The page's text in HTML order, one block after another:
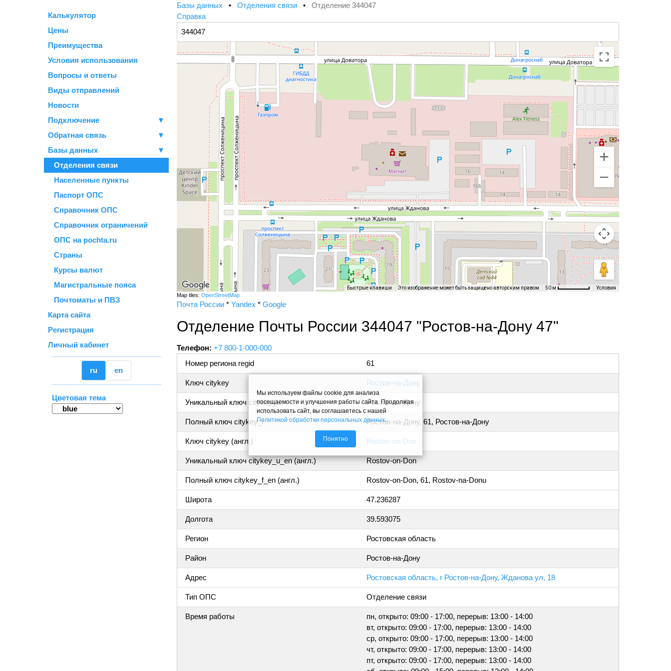
Калькулятор
Цены
Преимущества
Условия использования
Вопросы и ответы
Виды отправлений
Новости
Подключение
▼
Обратная связь
▼
Базы данных
▼
Отделения связи
Населенные пункты
Паспорт ОПС
Справочник ОПС
Справочник ограничений
ОПС на pochta.ru
Страны
Курсы валют
Магистральные пояса
Почтоматы и ПВЗ
Карта сайта
Регистрация
Личный кабинет
ru en
Цветовая тема
Базы данных • Отделения связи • Отделение 344047
Справка
Быстрые клавиши Это изображение может быть защищено авторским правом 50 м Условия
Map tiles: OpenStreetMap
Почта России * Yandex * Google
Отделение Почты России 344047 "Ростов-на-Дону 47"
Телефон: +7 800-1-000-000
Номер региона regid
61
Ключ citykey Ростов-на-Дону
Уникальный ключ citykey_u Ростов-на-Дону
Полный ключ citykey_f Ростов-на-Дону, 61, Ростов-на-Дону
Ключ citykey (англ.) Rostov-on-Don
Уникальный ключ citykey_u_en (англ.) Rostov-on-Don
Полный ключ citykey_f_en (англ.) Rostov-on-Don, 61, Rostov-na-Donu
Широта 47.236287
Долгота 39.593075
Регион Ростовская область
Район Ростов-на-Дону
Адрес Ростовская область, г Ростов-на-Дону, Жданова ул, 18
Тип ОПС Отделение связи
Время работы
пн, открыто: 09:00 - 17:00, перерыв: 13:00 - 14:00
вт, открыто: 09:00 - 17:00, перерыв: 13:00 - 14:00
ср, открыто: 09:00 - 17:00, перерыв: 13:00 - 14:00
чт, открыто: 09:00 - 17:00, перерыв: 13:00 - 14:00
пт, открыто: 09:00 - 17:00, перерыв: 13:00 - 14:00
Мы используем файлы cookie для анализа
посещаемости и улучшения работы сайта. Продолжая
использовать сайт, вы соглашаетесь с нашей
Политикой обработки персональных данных.
Понятно